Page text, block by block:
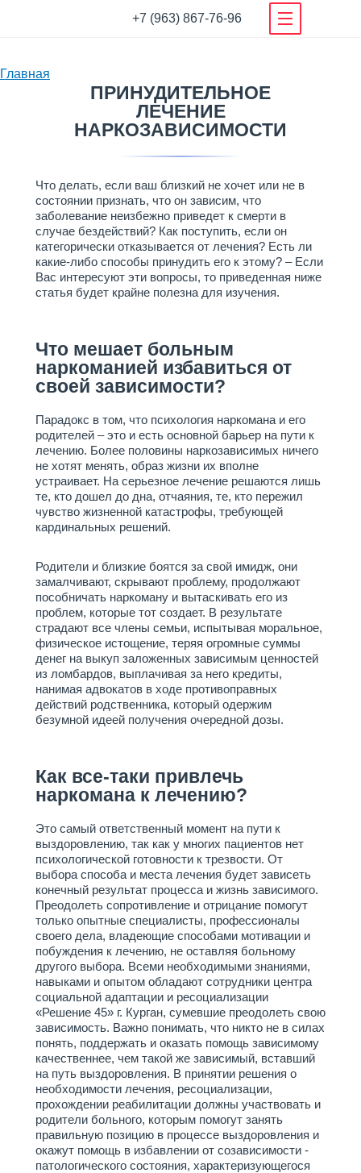
+7 (963) 867-76-96
Наша команда специалистов
Новости центра
Полезные Статьи
Отзывы
Как попасть в центр
Условия проживания
Фотогалерея
Гарантии
Видео нашего центра
Документы
Родственникам
Поведение
Родителям
Вопрос-ответ
Лечение
наркозависимости
Вывод из запоя на дому
анонимно
Лечение
Программа реабилитации "12
шагов"
Лечение наркомании
Принудительное лечение
наркомании
Лечение алкоголизма
Вывод из запоя на дому
анонимно
Программа реабилитации "12
шагов"
Лечение алкоголизма
Анонимное лечение
алкоголизма
Пивной алкоголизм
Стационарное лечение
алкоголизма
Принудительное лечение
алкоголизма
Психологическая помощь
алкоголикам
Лечение женского алкоголизма
КОДИРОВАНИЕ ОТ
АЛКОГОЛЬНОЙ
ЗАВИСИМОСТИ
Капельница при запое
ДЕТОКСИКАЦИЯ ПРИ
АЛКОГОЛЬНОМ ОТРАВЛЕНИИ
В КУРГАНЕ
ЦЕНТР ПОМОЩИ
АЛКОГОЛИКАМ В КУРГАНЕ
Главная
ПРИНУДИТЕЛЬНОЕ
ЛЕЧЕНИЕ
НАРКОЗАВИСИМОСТИ
Что делать, если ваш близкий не хочет или не в
состоянии признать, что он зависим, что
заболевание неизбежно приведет к смерти в
случае бездействий? Как поступить, если он
категорически отказывается от лечения? Есть ли
какие-либо способы принудить его к этому? – Если
Вас интересуют эти вопросы, то приведенная ниже
статья будет крайне полезна для изучения.
Что мешает больным
наркоманией избавиться от
своей зависимости?
Парадокс в том, что психология наркомана и его
родителей – это и есть основной барьер на пути к
лечению. Более половины наркозависимых ничего
не хотят менять, образ жизни их вполне
устраивает. На серьезное лечение решаются лишь
те, кто дошел до дна, отчаяния, те, кто пережил
чувство жизненной катастрофы, требующей
кардинальных решений.
Родители и близкие боятся за свой имидж, они
замалчивают, скрывают проблему, продолжают
пособничать наркоману и вытаскивать его из
проблем, которые тот создает. В результате
страдают все члены семьи, испытывая моральное,
физическое истощение, теряя огромные суммы
денег на выкуп заложенных зависимым ценностей
из ломбардов, выплачивая за него кредиты,
нанимая адвокатов в ходе противоправных
действий родственника, который одержим
безумной идеей получения очередной дозы.
Как все-таки привлечь
наркомана к лечению?
Это самый ответственный момент на пути к
выздоровлению, так как у многих пациентов нет
психологической готовности к трезвости. От
выбора способа и места лечения будет зависеть
конечный результат процесса и жизнь зависимого.
Преодолеть сопротивление и отрицание помогут
только опытные специалисты, профессионалы
своего дела, владеющие способами мотивации и
побуждения к лечению, не оставляя больному
другого выбора. Всеми необходимыми знаниями,
навыками и опытом обладают сотрудники центра
социальной адаптации и ресоциализации
«Решение 45» г. Курган, сумевшие преодолеть свою
зависимость. Важно понимать, что никто не в силах
понять, поддержать и оказать помощь зависимому
качественнее, чем такой же зависимый, вставший
на путь выздоровления. В принятии решения о
необходимости лечения, ресоциализации,
прохождении реабилитации должны участвовать и
родители больного, которым помогут занять
правильную позицию в процессе выздоровления и
окажут помощь в избавлении от созависимости -
патологического состояния, характеризующегося